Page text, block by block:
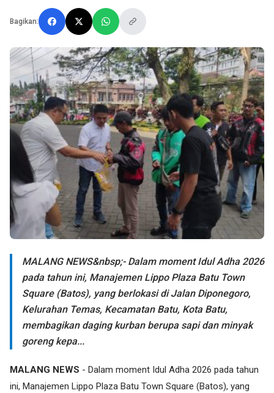
Bagikan:
MALANG NEWS&nbsp;- Dalam moment Idul Adha 2026
pada tahun ini, Manajemen Lippo Plaza Batu Town
Square (Batos), yang berlokasi di Jalan Diponegoro,
Kelurahan Temas, Kecamatan Batu, Kota Batu,
membagikan daging kurban berupa sapi dan minyak
goreng kepa...
MALANG NEWS - Dalam moment Idul Adha 2026 pada tahun
ini, Manajemen Lippo Plaza Batu Town Square (Batos), yang